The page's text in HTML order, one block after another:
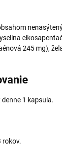
245 mg),
1 kapsula.
rokov.